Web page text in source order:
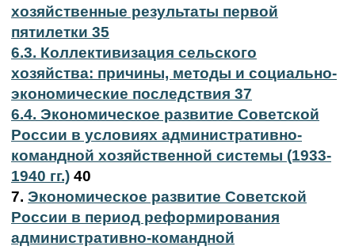
хозяйственные результаты первой
пятилетки 35
6.3. Коллективизация сельского
хозяйства: причины, методы и социально-
экономические последствия 37
6.4. Экономическое развитие Советской
России в условиях административно-
командной хозяйственной системы (1933-
1940 гг.) 40
7. Экономическое развитие Советской
России в период реформирования
административно-командной